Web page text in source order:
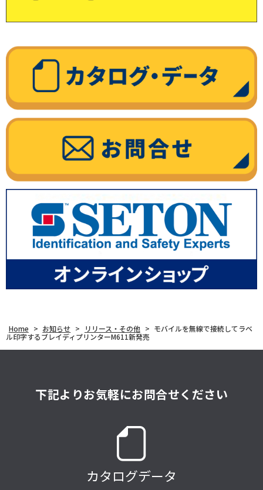
Home > お知らせ > リリース・その他 > モバイルを無線で接続してラベ
ル印字するブレイディプリンターM611新発売
下記よりお気軽にお問合せください
カタログデータ